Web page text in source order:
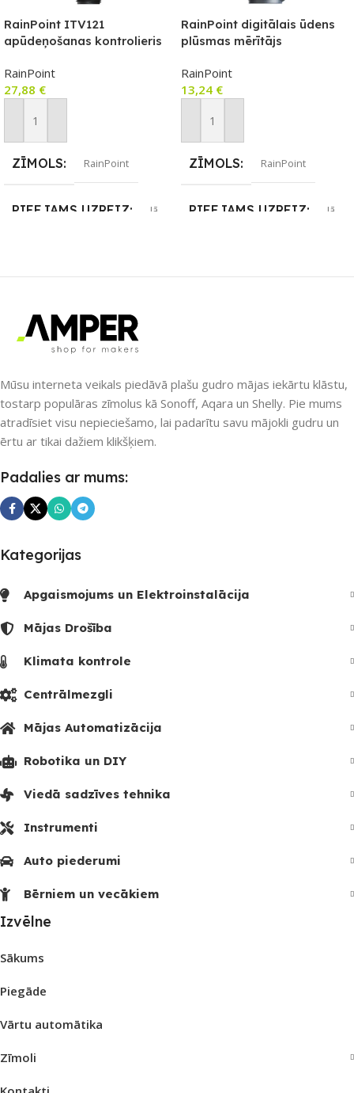
RainPoint ITV121
apūdeņošanas kontrolieris
RainPoint
27,88 €
Pievienot Grozam
ZĪMOLS RainPoint
PIEEJAMS UZREIZ Jā
SKAITS
RainPoint digitālais ūdens
plūsmas mērītājs
RainPoint
13,24 €
Pievienot Grozam
ZĪMOLS RainPoint
PIEEJAMS UZREIZ Jā
SKAITS
Mūsu interneta veikals piedāvā plašu gudro mājas iekārtu klāstu,
tostarp populāras zīmolus kā Sonoff, Aqara un Shelly. Pie mums
atradīsiet visu nepieciešamo, lai padarītu savu mājokli gudru un
ērtu ar tikai dažiem klikšķiem.
Padalies ar mums:
Kategorijas
Apgaismojums un Elektroinstalācija
Mājas Drošība
Klimata kontrole
Centrālmezgli
Mājas Automatizācija
Robotika un DIY
Viedā sadzīves tehnika
Instrumenti
Auto piederumi
Bērniem un vecākiem
Izvēlne
Sākums
Piegāde
Vārtu automātika
Zīmoli